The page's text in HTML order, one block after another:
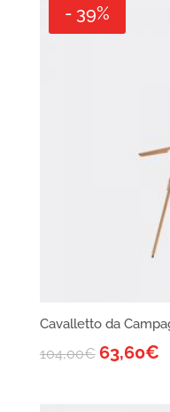
- 39%
Cavalletto da
104,00€ 63,60€